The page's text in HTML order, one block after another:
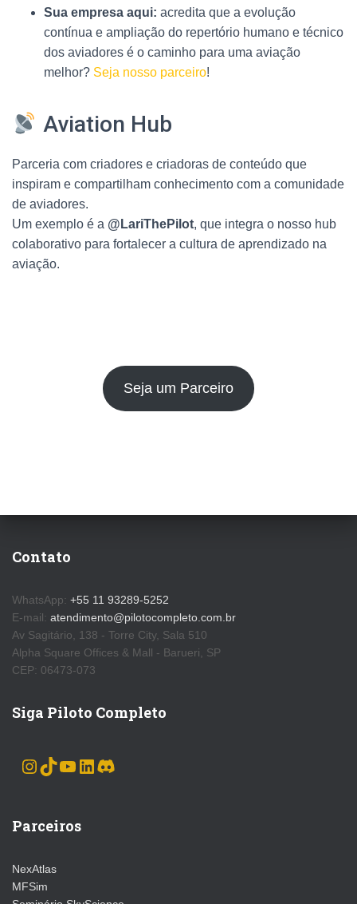
Sua empresa aqui: acredita que a evolução
contínua e ampliação do repertório humano e técnico
dos aviadores é o caminho para uma aviação
melhor? Seja nosso parceiro!
Aviation Hub
Parceria com criadores e criadoras de conteúdo que
inspiram e compartilham conhecimento com a comunidade
de aviadores.
Um exemplo é a @LariThePilot, que integra o nosso hub
colaborativo para fortalecer a cultura de aprendizado na
aviação.
Seja um Parceiro
Contato
WhatsApp: +55 11 93289-5252
E-mail: atendimento@pilotocompleto.com.br
Av Sagitário, 138 - Torre City, Sala 510
Alpha Square Offices & Mall - Barueri, SP
CEP: 06473-073
Siga Piloto Completo
INSTAGRAM TIKTOK YOUTUBE LINKEDIN
Parceiros
NexAtlas
MFSim